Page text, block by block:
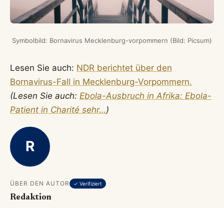
Symbolbild: Bornavirus Mecklenburg-vorpommern (Bild: Picsum)
Lesen Sie auch: NDR berichtet über den
Bornavirus-Fall in Mecklenburg-Vorpommern.
(Lesen Sie auch: Ebola-Ausbruch in Afrika: Ebola-
Patient in Charité sehr…)
R
ÜBER DEN AUTOR ✓ Verifiziert
Redaktion